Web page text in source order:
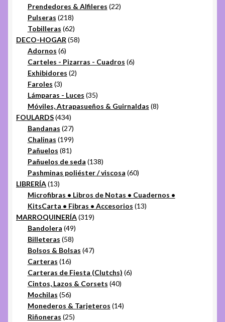
productos
Prendedores & Alfileres 2222
Pulseras 218218
productos
Tobilleras 6262
productos
DECO-HOGAR 5858
Adornos 66
productos
Carteles - Pizarras - Cuadros 66
Exhibidores 22
Faroles 33
productos
Lámparas - Luces 3535
productos
Móviles, Atrapasueños & Guirnaldas 88
FOULARDS 434434
productos
Bandanas 2727
productos
Chalinas 199199
productos
Pañuelos 8181
productos
Pañuelos de seda 138138
productos
Pashminas poliéster / viscosa 6060
LIBRERÍA 1313
productos
Microfibras • Libros de Notas • Cuadernos •
KitsCarta • Fibras • Accesorios 1313
MARROQUINERÍA 319319
Bandolera 4949
productos
Billeteras 5858
productos
Bolsos & Bolsas 4747
Carteras 1616
productos
Carteras de Fiesta (Clutchs) 66
Cintos, Lazos & Corsets 4040
Mochilas 5656
productos
Monederos & Tarjeteros 1414
Riñoneras 2525